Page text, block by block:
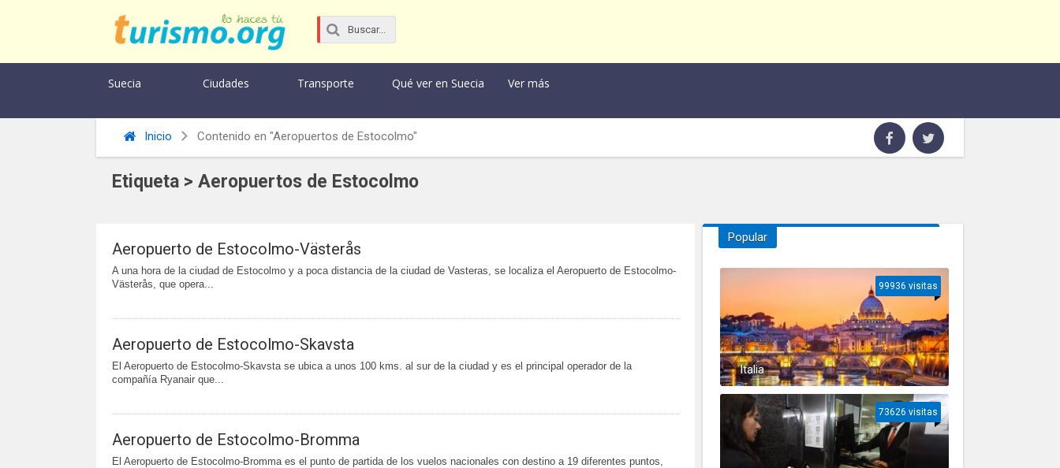
Suecia Ciudades Transporte Qué ver en Suecia Ver más
Inicio Contenido en "Aeropuertos de Estocolmo"
Etiqueta > Aeropuertos de Estocolmo
Aeropuerto de Estocolmo-Västerås
A una hora de la ciudad de Estocolmo y a poca distancia de la ciudad de Vasteras, se localiza el Aeropuerto de Estocolmo-
Västerås, que opera...
Aeropuerto de Estocolmo-Skavsta
El Aeropuerto de Estocolmo-Skavsta se ubica a unos 100 kms. al sur de la ciudad y es el principal operador de la
compañía Ryanair que...
Aeropuerto de Estocolmo-Bromma
El Aeropuerto de Estocolmo-Bromma es el punto de partida de los vuelos nacionales con destino a 19 diferentes puntos,
Popular
Italia
99936 visitas
73626 visitas